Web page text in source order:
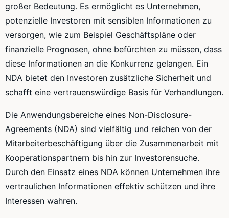
großer Bedeutung. Es ermöglicht es Unternehmen,
potenzielle Investoren mit sensiblen Informationen zu
versorgen, wie zum Beispiel Geschäftspläne oder
finanzielle Prognosen, ohne befürchten zu müssen, dass
diese Informationen an die Konkurrenz gelangen. Ein
NDA bietet den Investoren zusätzliche Sicherheit und
schafft eine vertrauenswürdige Basis für Verhandlungen.
Die Anwendungsbereiche eines Non-Disclosure-
Agreements (NDA) sind vielfältig und reichen von der
Mitarbeiterbeschäftigung über die Zusammenarbeit mit
Kooperationspartnern bis hin zur Investorensuche.
Durch den Einsatz eines NDA können Unternehmen ihre
vertraulichen Informationen effektiv schützen und ihre
Interessen wahren.